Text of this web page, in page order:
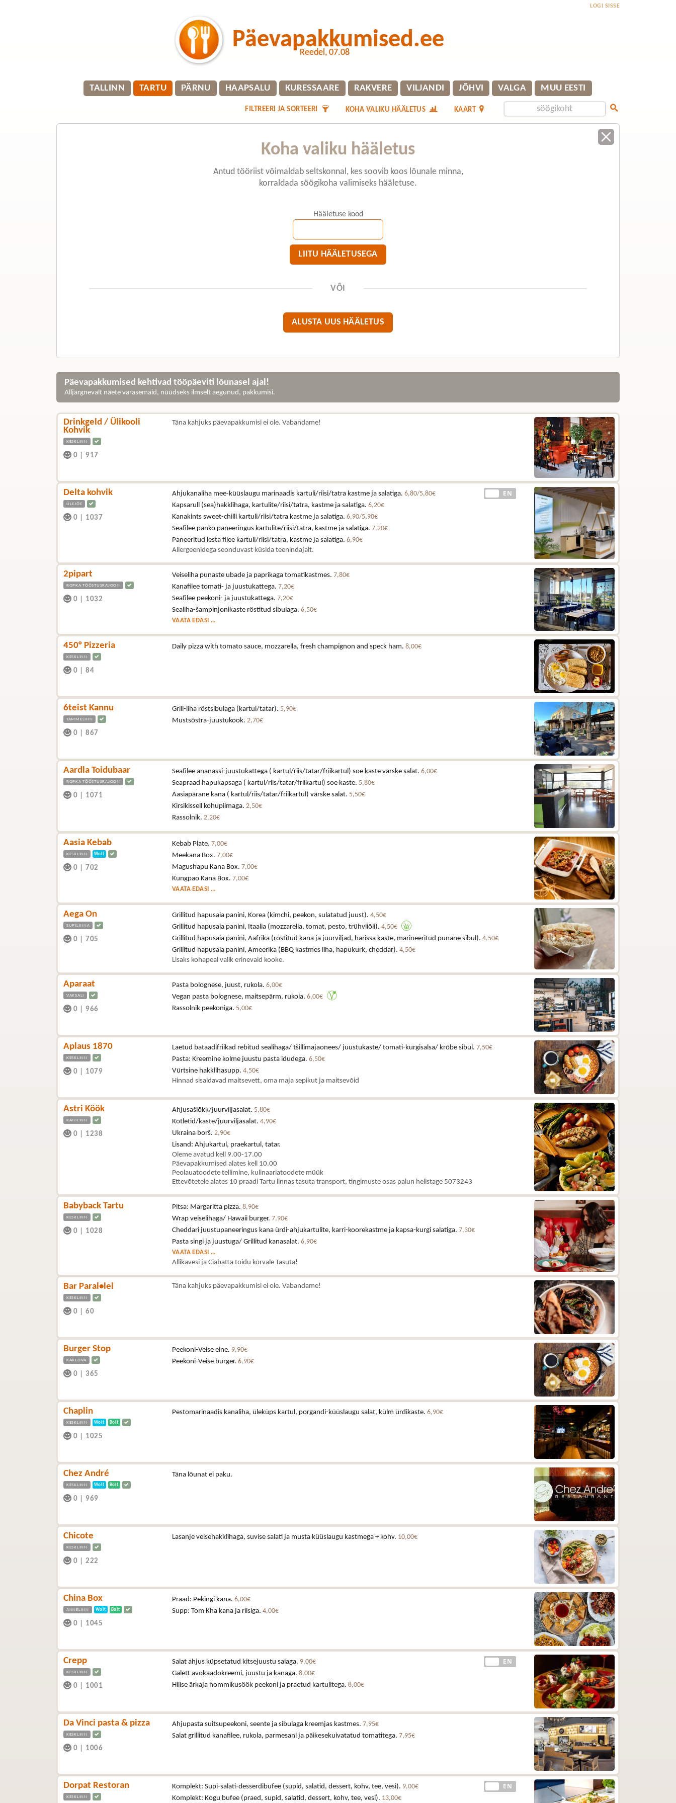
LOGI SISSE
Päevapakkumised.ee
Reedel, 07.08
TALLINN TARTU PÄRNU HAAPSALU KURESSAARE RAKVERE VILJANDI JÕHVI VALGA MUU EESTI
KAART
KOHA VALIKU HÄÄLETUS
FILTREERI JA SORTEERI
Koha valiku hääletus
Antud tööriist võimaldab seltskonnal, kes soovib koos lõunale minna,
korraldada söögikoha valimiseks hääletuse.
Hääletuse kood
LIITU HÄÄLETUSEGA
VÕI
ALUSTA UUS HÄÄLETUS
Päevapakkumised kehtivad tööpäeviti lõunasel ajal!
Alljärgnevalt näete varasemaid, nüüdseks ilmselt aegunud, pakkumisi.
Drinkgeld / Ülikooli
Kohvik
KESKLINN
0 917
Täna kahjuks päevapakkumisi ei ole. Vabandame!
Delta kohvik
ÜLEJÕE
0 1037
EN
Ahjukanaliha mee-küüslaugu marinaadis kartuli/riisi/tatra kastme ja salatiga. 6,80/5,80€
Kapsarull (sea)hakklihaga, kartulite/riisi/tatra, kastme ja salatiga. 6,20€
Kanakints sweet-chilli kartuli/riisi/tatra kastme ja salatiga. 6,90/5,90€
Seafilee panko paneeringus kartulite/riisi/tatra, kastme ja salatiga. 7,20€
Paneeritud lesta filee kartuli/riisi/tatra, kastme ja salatiga. 6,90€
Allergeenidega seonduvast küsida teenindajalt.
2pipart
ROPKA TÖÖSTUSRAJOON
0 1032
Veiseliha punaste ubade ja paprikaga tomatikastmes. 7,80€
Kanafilee tomati- ja juustukattega. 7,20€
Seafilee peekoni- ja juustukattega. 7,20€
Sealiha-šampinjonikaste röstitud sibulaga. 6,50€
VAATA EDASI ...
450° Pizzeria
KESKLINN
0 84
Daily pizza with tomato sauce, mozzarella, fresh champignon and speck ham. 8,00€
6teist Kannu
TAMMELINN
0 867
Grill-liha röstsibulaga (kartul/tatar). 5,90€
Mustsõstra-juustukook. 2,70€
Aardla Toidubaar
ROPKA TÖÖSTUSRAJOON
0 1071
Seafilee ananassi-juustukattega ( kartul/riis/tatar/friikartul) soe kaste värske salat. 6,00€
Seapraad hapukapsaga ( kartul/riis/tatar/friikartul) soe kaste. 5,80€
Aasiapärane kana ( kartul/riis/tatar/friikartul) värske salat. 5,50€
Kirsikissell kohupiimaga. 2,50€
Rassolnik. 2,20€
Aasia Kebab
KESKLINN Wolt
0 702
Kebab Plate. 7,00€
Meekana Box. 7,00€
Magushapu Kana Box. 7,00€
Kungpao Kana Box. 7,00€
VAATA EDASI ...
Aega On
SUPILINNA
0 705
Grillitud hapusaia panini, Korea (kimchi, peekon, sulatatud juust). 4,50€
Grillitud hapusaia panini, Itaalia (mozzarella, tomat, pesto, trühvliõli). 4,50€
Grillitud hapusaia panini, Aafrika (röstitud kana ja juurviljad, harissa kaste, marineeritud punane sibul). 4,50€
Grillitud hapusaia panini, Ameerika (BBQ kastmes liha, hapukurk, cheddar). 4,50€
Lisaks kohapeal valik erinevaid kooke.
Aparaat
VAKSALI
0 966
Pasta bolognese, juust, rukola. 6,00€
Vegan pasta bolognese, maitsepärm, rukola. 6,00€
Rassolnik peekoniga. 5,00€
Aplaus 1870
KESKLINN
0 1079
Laetud bataadifriikad rebitud sealihaga/ tšillimajaonees/ juustukaste/ tomati-kurgisalsa/ krõbe sibul. 7,50€
Pasta: Kreemine kolme juustu pasta idudega. 6,50€
Vürtsine hakklihasupp. 4,50€
Hinnad sisaldavad maitsevett, oma maja sepikut ja maitsevõid
Astri Köök
RÄNILINN
0 1238
Ahjusašlõkk/juurviljasalat. 5,80€
Kotletid/kaste/juurviljasalat. 4,90€
Ukraina borš. 2,90€
Lisand: Ahjukartul, praekartul, tatar.
Oleme avatud kell 9.00-17.00
Päevapakkumised alates kell 10.00
Peolauatoodete tellimine, kulinaariatoodete müük
Ettevõtetele alates 10 praadi Tartu linnas tasuta transport, tingimuste osas palun helistage 5073243
Babyback Tartu
KESKLINN
0 1028
Pitsa: Margaritta pizza. 8,90€
Wrap veiselihaga/ Hawaii burger. 7,90€
Cheddari juustupaneeringus kana ürdi-ahjukartulite, karri-koorekastme ja kapsa-kurgi salatiga. 7,30€
Pasta singi ja juustuga/ Grillitud kanasalat. 6,90€
VAATA EDASI ...
Allikavesi ja Ciabatta toidu kõrvale Tasuta!
Bar Paral•lel
KESKLINN
0 60
Täna kahjuks päevapakkumisi ei ole. Vabandame!
Burger Stop
KARLOVA
0 365
Peekoni-Veise eine. 9,90€
Peekoni-Veise burger. 6,90€
Chaplin
KESKLINN Wolt Bolt
0 1025
Pestomarinaadis kanaliha, üleküps kartul, porgandi-küüslaugu salat, külm ürdikaste. 6,90€
Chez André
KESKLINN Wolt Bolt
0 969
Täna lõunat ei paku.
Chicote
KESKLINN
0 222
Lasanje veisehakklihaga, suvise salati ja musta küüslaugu kastmega + kohv. 10,00€
China Box
ANNELINN Wolt Bolt
0 1045
Praad: Pekingi kana. 6,00€
Supp: Tom Kha kana ja riisiga. 4,00€
Crepp
KESKLINN
0 1001
EN
Salat ahjus küpsetatud kitsejuustu saiaga. 9,00€
Galett avokaadokreemi, juustu ja kanaga. 8,00€
Hilise ärkaja hommikusöök peekoni ja praetud kartulitega. 8,00€
Da Vinci pasta & pizza
KESKLINN
0 1006
Ahjupasta suitsupeekoni, seente ja sibulaga kreemjas kastmes. 7,95€
Salat grillitud kanafilee, rukola, parmesani ja päikesekuivatatud tomatitega. 7,95€
Dorpat Restoran
KESKLINN
EN
Komplekt: Supi-salati-desserdibufee (supid, salatid, dessert, kohv, tee, vesi). 9,00€
Komplekt: Kogu bufee (praed, supid, salatid, dessert, kohv, tee, vesi). 13,00€